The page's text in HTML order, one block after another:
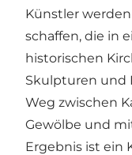
Künstler
schaffen, die in
historischen
Skulpturen und
Weg zwischen
Gewölbe und
Ergebnis ist ein